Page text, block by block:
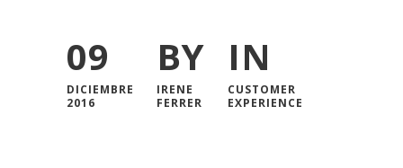
09
DICIEMBRE
2016
BY
IRENE
FERRER
IN
CUSTOMER
EXPERIENCE